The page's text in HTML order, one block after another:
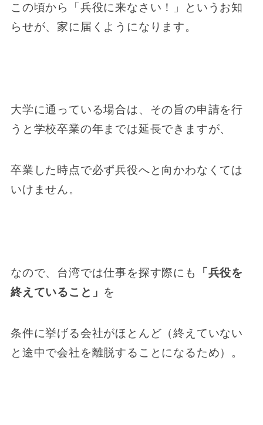
この頃から「兵役に来なさい！」というお知
らせが、家に届くようになります。
大学に通っている場合は、その旨の申請を行
うと学校卒業の年までは延長できますが、
卒業した時点で必ず兵役へと向かわなくては
いけません。
なので、台湾では仕事を探す際にも
「兵役を
終えていること」 を
条件に挙げる会社がほとんど（終えていない
と途中で会社を離脱することになるため）。